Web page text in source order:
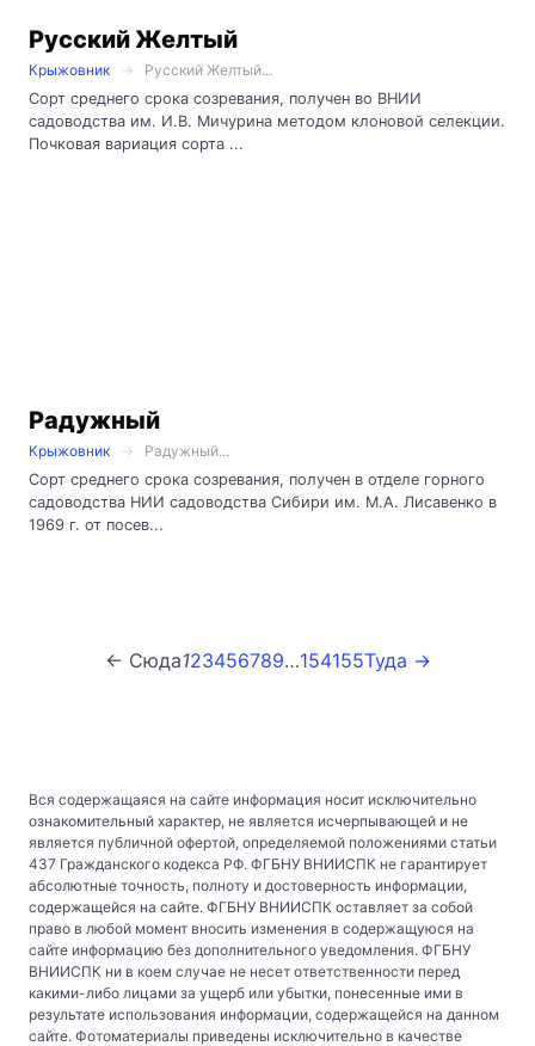
Русский Желтый
Крыжовник
Русский Желтый...
Сорт среднего срока созревания, получен во ВНИИ
садоводства им. И.В. Мичурина методом клоновой селекции.
Почковая вариация сорта ...
Радужный
Крыжовник
Радужный...
Сорт среднего срока созревания, получен в отделе горного
садоводства НИИ садоводства Сибири им. М.А. Лисавенко в
1969 г. от посев...
← Сюда123456789…154155Туда →
Вся содержащаяся на сайте информация носит исключительно
ознакомительный характер, не является исчерпывающей и не
является публичной офертой, определяемой положениями статьи
437 Гражданского кодекса РФ. ФГБНУ ВНИИСПК не гарантирует
абсолютные точность, полноту и достоверность информации,
содержащейся на сайте. ФГБНУ ВНИИСПК оставляет за собой
право в любой момент вносить изменения в содержащуюся на
сайте информацию без дополнительного уведомления. ФГБНУ
ВНИИСПК ни в коем случае не несет ответственности перед
какими-либо лицами за ущерб или убытки, понесенные ими в
результате использования информации, содержащейся на данном
сайте. Фотоматериалы приведены исключительно в качестве